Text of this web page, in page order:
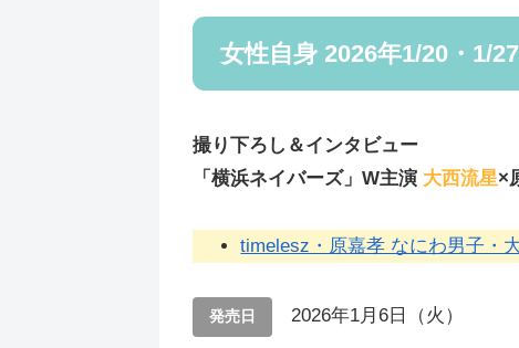
女性自身 2026年1/20・1/
撮り下ろし＆インタビュー
「横浜ネイバーズ」W主演 大西流星×
timelesz・原嘉孝 なにわ男子・
発売日 2026年1月6日（火）